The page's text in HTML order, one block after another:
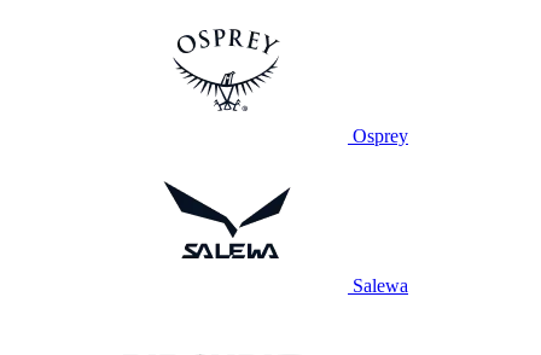
Osprey
Salewa